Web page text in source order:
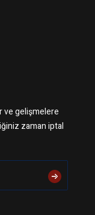
ve gelişmelere
zaman iptal